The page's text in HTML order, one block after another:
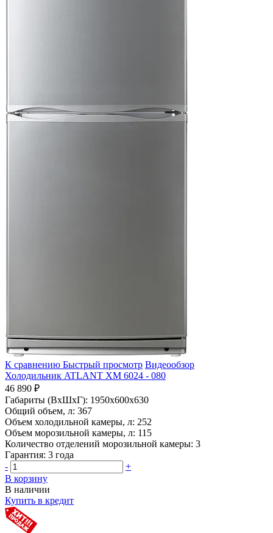
К сравнению Быстрый просмотр Видеообзор
Холодильник ATLANT ХМ 6024 - 080
46 890 ₽
Габариты (ВхШхГ): 1950x600x630
Общий объем, л: 367
Объем холодильной камеры, л: 252
Объем морозильной камеры, л: 115
Количество отделений морозильной камеры: 3
Гарантия: 3 года
-
+
В корзину
В наличии
Купить в кредит